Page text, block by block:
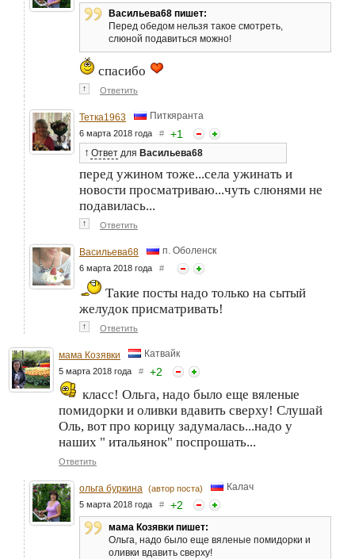
Васильева68 пишет:
Перед обедом нельзя такое смотреть,
слюной подавиться можно!
спасибо
↑ Ответить
Тетка1963 Питкяранта
6 марта 2018 года # +1
↑ Ответ для Васильева68
перед ужином тоже...села ужинать и
новости просматриваю...чуть слюнями не
подавилась...
↑ Ответить
Васильева68 п. Оболенск
6 марта 2018 года #
Такие посты надо только на сытый
желудок присматривать!
↑ Ответить
мама Козявки Катвайк
5 марта 2018 года # +2
класс! Ольга, надо было еще вяленые
помидорки и оливки вдавить сверху! Слушай
Оль, вот про корицу задумалась...надо у
наших " итальянок" поспрошать...
Ответить
ольга буркина (автор поста) Калач
5 марта 2018 года # +2
мама Козявки пишет:
Ольга, надо было еще вяленые помидорки и
оливки вдавить сверху!